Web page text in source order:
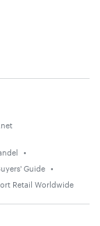
Guide
Retail Worldwide